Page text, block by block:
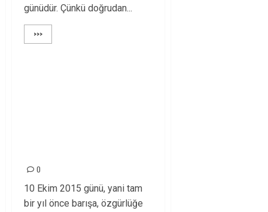
günüdür. Çünkü doğrudan...
>>>
0
10 Ekim 2015 günü, yani tam
bir yıl önce barışa, özgürlüğe